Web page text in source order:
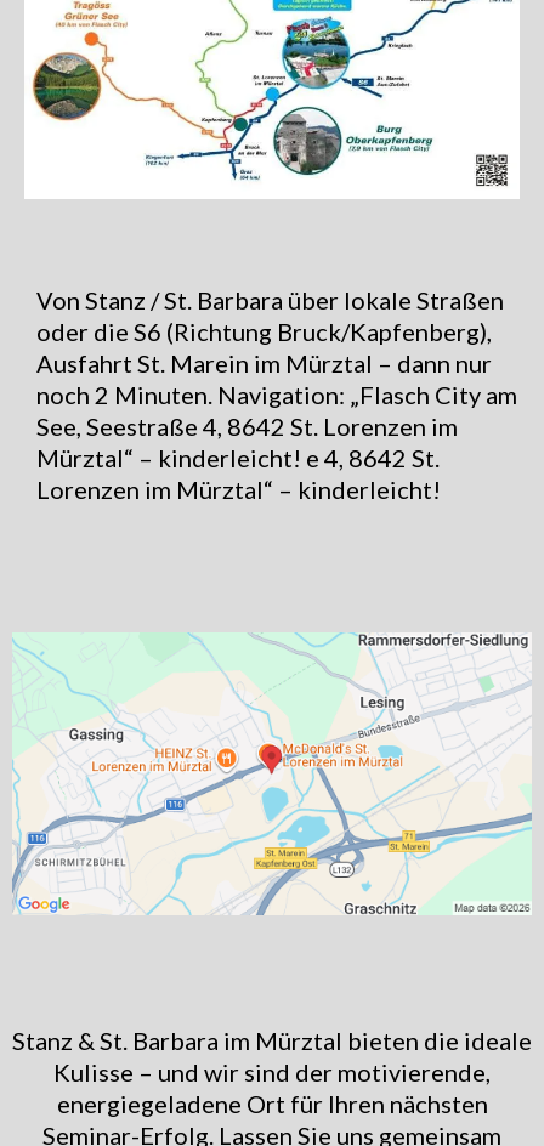
Von Stanz / St. Barbara über lokale Straßen
oder die S6 (Richtung Bruck/Kapfenberg),
Ausfahrt St. Marein im Mürztal – dann nur
noch 2 Minuten. Navigation: „Flasch City am
See, Seestraße 4, 8642 St. Lorenzen im
Mürztal“ – kinderleicht! e 4, 8642 St.
Lorenzen im Mürztal“ – kinderleicht!
Stanz & St. Barbara im Mürztal bieten die ideale
Kulisse – und wir sind der motivierende,
energiegeladene Ort für Ihren nächsten
Seminar-Erfolg. Lassen Sie uns gemeinsam